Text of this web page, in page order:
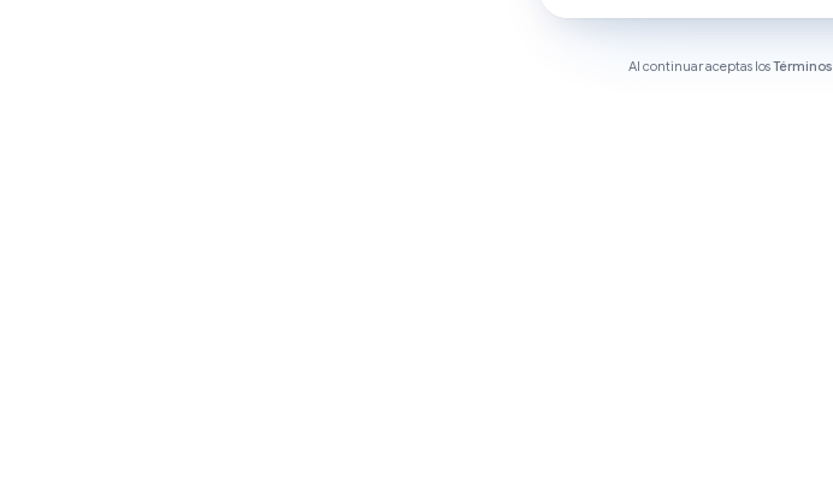
Al continuar aceptas losTérminos